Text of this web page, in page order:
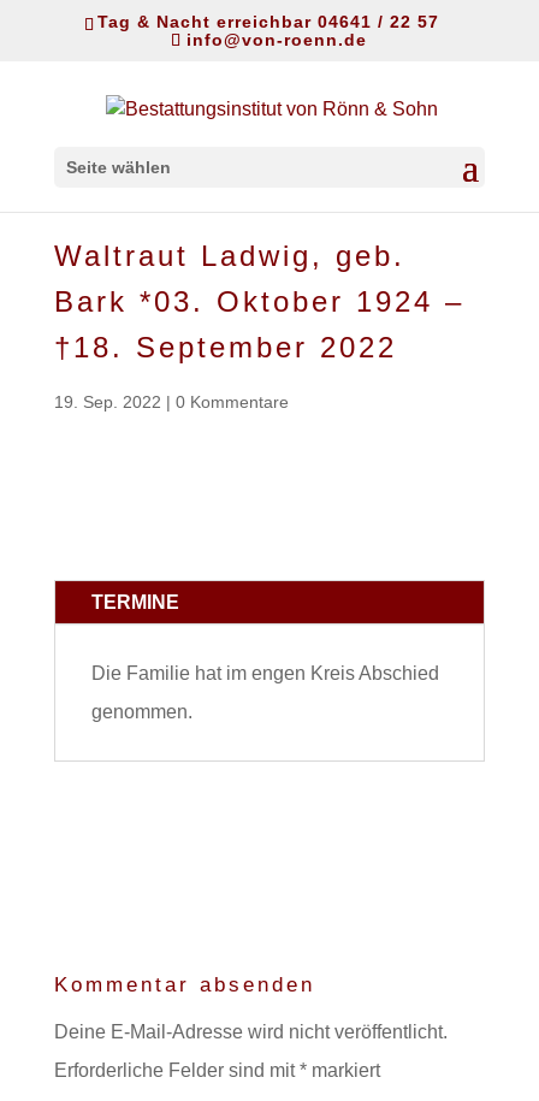
Tag & Nacht erreichbar 04641 / 22 57
info@von-roenn.de
Seite wählen
Waltraut Ladwig, geb.
Bark *03. Oktober 1924 –
†18. September 2022
19. Sep. 2022 | 0 Kommentare
TERMINE
Die Familie hat im engen Kreis Abschied
genommen.
Kommentar absenden
Deine E-Mail-Adresse wird nicht veröffentlicht.
Erforderliche Felder sind mit*markiert